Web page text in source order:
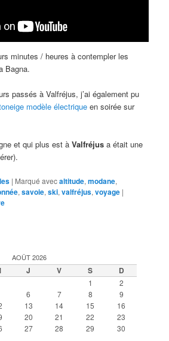
minutes / heures à contempler les
Bagna.
passés à Valfréjus, j’ai également pu
modèle électrique en soirée sur
et qui plus est àValfréjusa était une
| Marqué avecaltitude,modane,
,savoie,ski,valfréjus,voyage |
AOÛT 2026
J V S D
1
2
6 7 8
9
13 14 15
16
20 21 22
23
27 28 29
30